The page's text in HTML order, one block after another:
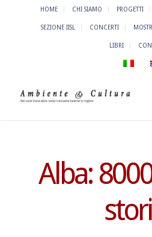
HOME CHI SIAMO PROGETTI
SEZIONE IISL CONCERTI
LIBRI
Alba: